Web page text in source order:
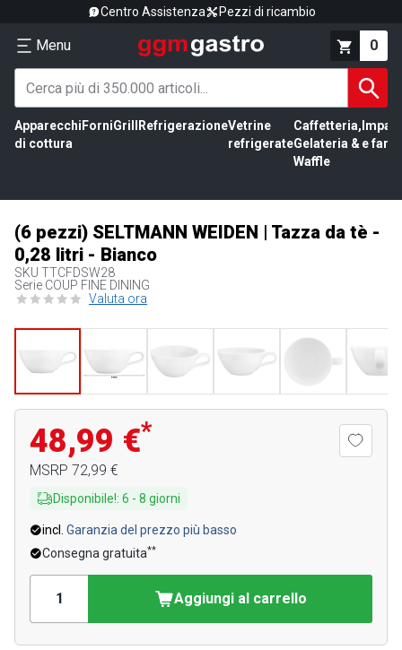
Centro Assistenza Pezzi di ricambio
Menu 0
Apparecchi
di cottura
ForniGrill RefrigerazioneVetrine
refrigerate
Caffetteria,
Gelateria &
Waffle
e
(6 pezzi) SELTMANN WEIDEN | Tazza da tè -
0,28 litri - Bianco
SKU TTCFDSW28
Serie COUP FINE DINING
Valuta ora
48,99 €*
MSRP 72,99 €
Disponibile!: 6 - 8 giorni
incl. Garanzia del prezzo più basso
Consegna gratuita**
Aggiungi al carrello